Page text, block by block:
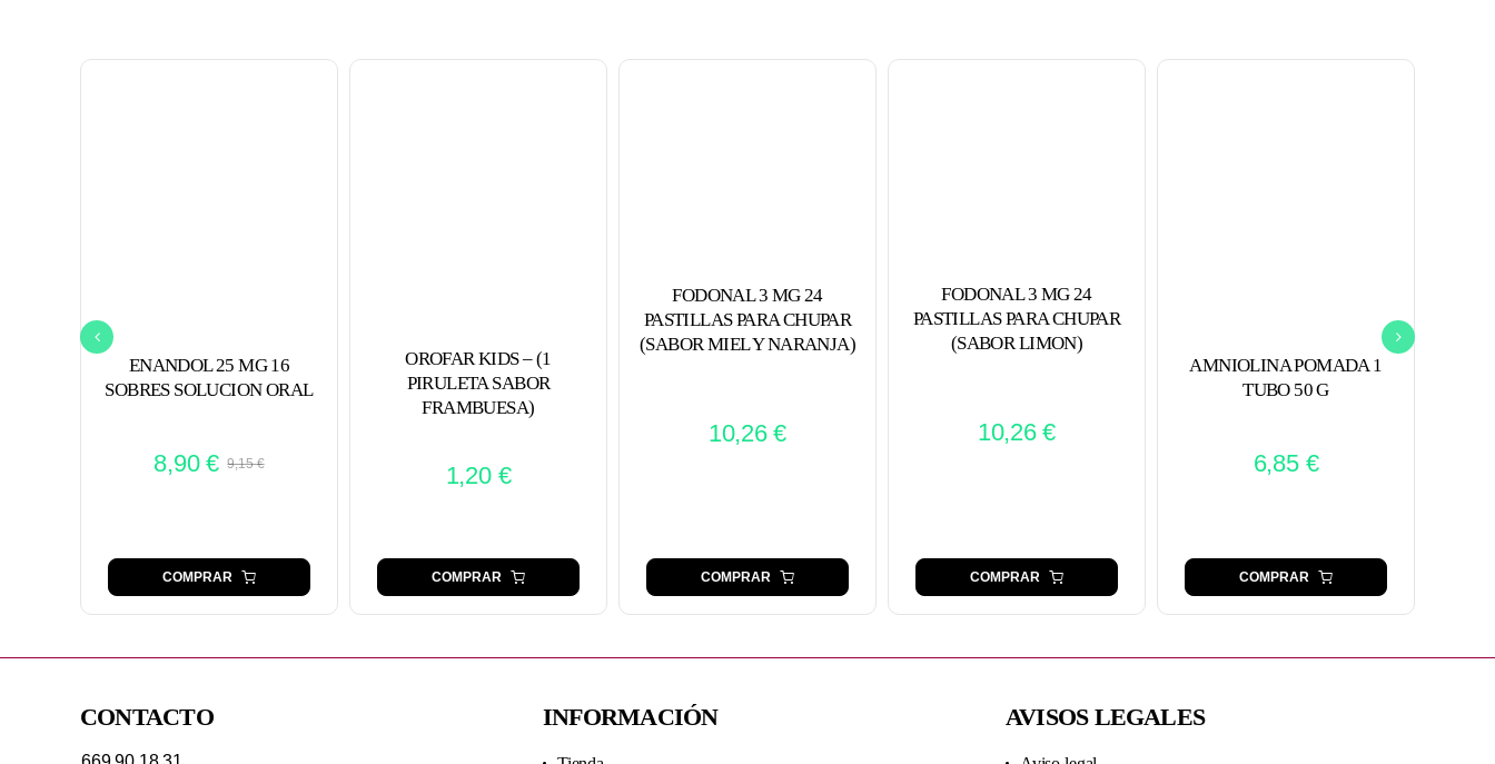
ENANDOL 25 MG 16
SOBRES SOLUCION ORAL
9,15€El
era:
9,15 €.
8,90€
El
es:
8,90 €.
COMPRAR
OROFAR KIDS – (1
PIRULETA SABOR
FRAMBUESA)
1,20 €
COMPRAR
FODONAL 3 MG 24
PASTILLAS PARA CHUPAR
(SABOR MIEL Y NARANJA)
10,26€
COMPRAR
FODONAL 3 MG 24
PASTILLAS PARA CHUPAR
(SABOR LIMON)
10,26€
COMPRAR
AMNIOLINA POMADA 1
TUBO 50 G
6,85 €
COMPRAR
CONTACTO INFORMACIÓN AVISOS LEGALES